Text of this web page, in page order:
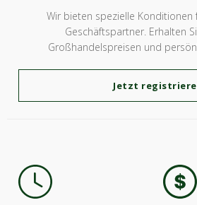
Wir bieten spezielle Konditionen
Geschäftspartner. Erhalten
Großhandelspreisen und
Jetzt